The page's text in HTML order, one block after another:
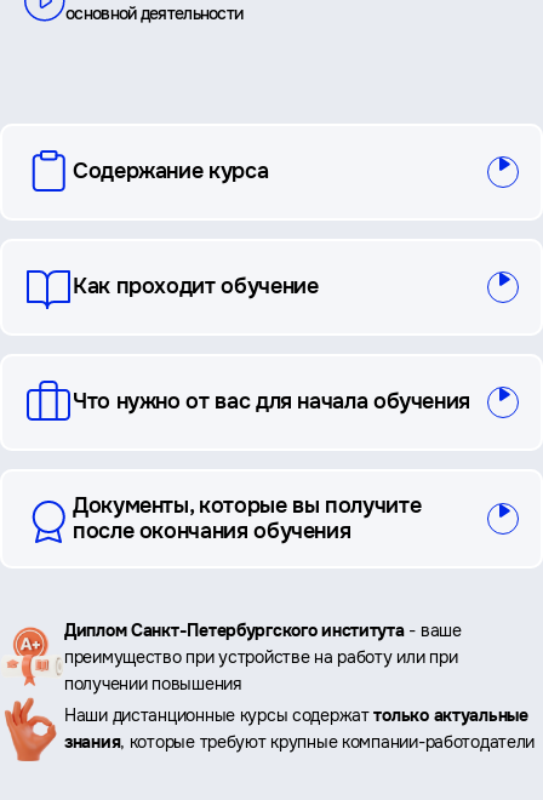
основной деятельности
вопросы
Содержание курса
Как проходит обучение
Что нужно от вас для начала обучения
Документы, которые вы получите
после окончания обучения
Ключевые
преимущества
Диплом Санкт-Петербургского института- ваше
преимущество при устройстве на работу или при
получении повышения
Наши дистанционные курсы содержаттолько актуальные
знания, которые требуют крупные компании-работодатели